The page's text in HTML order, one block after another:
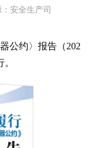
：安全生产司
公约〉报告（202